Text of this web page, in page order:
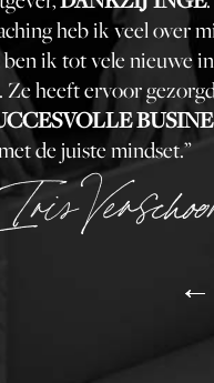
heb ik veel over
ben ik tot vele nieuwe
Ze heeft ervoor
de juiste mindset.”